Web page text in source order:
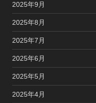
2025年9月
2025年8月
2025年7月
2025年6月
2025年5月
2025年4月